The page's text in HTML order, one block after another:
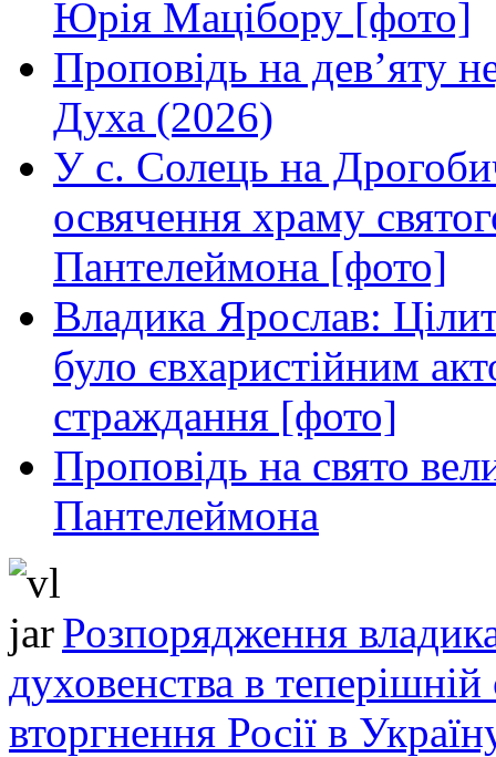
Юрія Мацібору [фото]
Проповідь на дев’яту
Духа (2026)
У с. Солець на
освячення храму
Пантелеймона [фото]
Владика Ярослав:
було євхаристійним
страждання [фото]
Проповідь на свято
Пантелеймона
Розпорядження
духовенства в теперішній
вторгнення Росії в